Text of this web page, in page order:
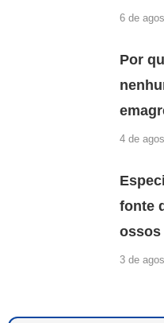
6 de
Por
4 de
fonte
ossos
3 de